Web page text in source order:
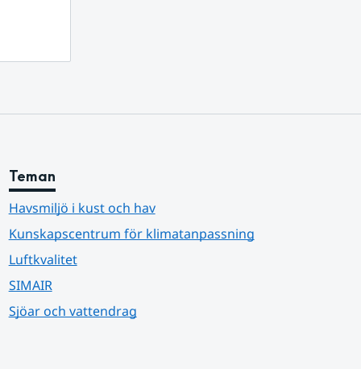
Teman
Havsmiljö i kust och hav
Kunskapscentrum för klimatanpassning
Luftkvalitet
SIMAIR
Sjöar och vattendrag